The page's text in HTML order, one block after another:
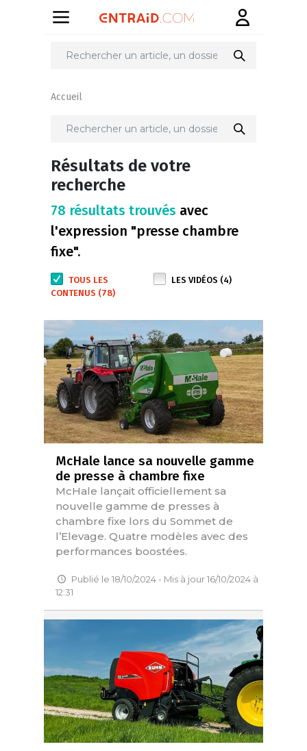
Accueil
Résultats de votre
recherche
78 résultats trouvés avec
l'expression "presse chambre
fixe".
TOUS LES
CONTENUS (78)
LES VIDÉOS (4)
McHale lance sa nouvelle gamme
de presse à chambre fixe
McHale lançait officiellement sa
nouvelle gamme de presses à
chambre fixe lors du Sommet de
l’Elevage. Quatre modèles avec des
performances boostées.
Publié le 18/10/2024 - Mis à jour 16/10/2024 à
12:31